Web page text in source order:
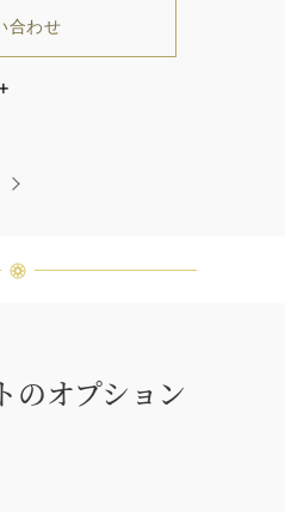
合わせ
者ハリー・ウィン
ました。ハリー・
って厳選された最
然の素材であるた
。
のオプション